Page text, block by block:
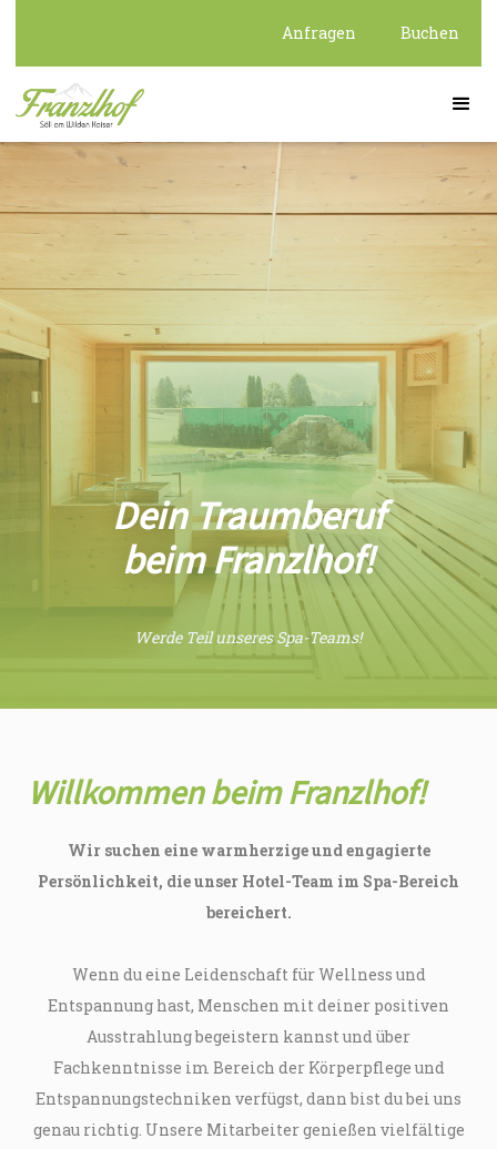
Anfragen Buchen
Dein Traumberuf
beim Franzlhof!
Werde Teil unseres Spa-Teams!
Willkommen beim Franzlhof!
Wir suchen eine warmherzige und engagierte
Persönlichkeit, die unser Hotel-Team im Spa-Bereich
bereichert.
Wenn du eine Leidenschaft für Wellness und
Entspannung hast, Menschen mit deiner positiven
Ausstrahlung begeistern kannst und über
Fachkenntnisse im Bereich der Körperpflege und
Entspannungstechniken verfügst, dann bist du bei uns
genau richtig. Unsere Mitarbeiter genießen vielfältige